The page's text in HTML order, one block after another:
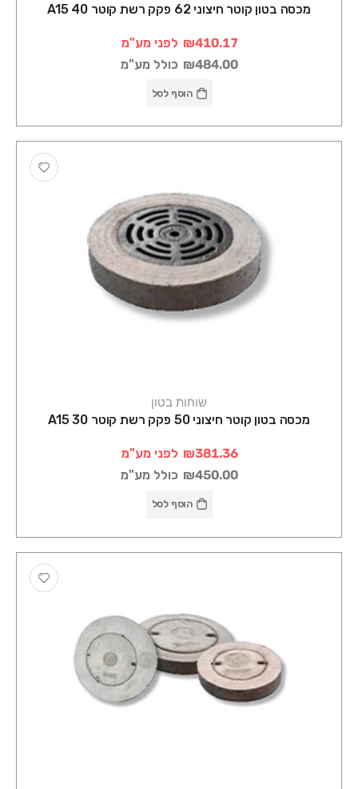
מכסה בטון קוטר חיצוני 62 פקק רשת קוטר A15 40
₪410.17 לפני מע"מ
₪484.00 כולל מע"מ
הוסף לסל
שוחות בטון
מכסה בטון קוטר חיצוני 50 פקק רשת קוטר A15 30
₪381.36 לפני מע"מ
₪450.00 כולל מע"מ
הוסף לסל